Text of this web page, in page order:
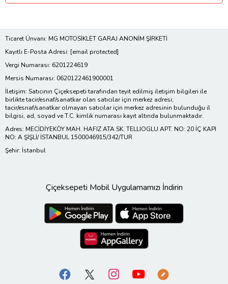
Ticaret Ünvanı: MG MOTOSİKLET GARAJ ANONİM ŞİRKETİ
Kayıtlı E-Posta Adresi: [email protected]
Vergi Numarası: 6201224619
Mersis Numarası: 0620122461900001
İletişim: Satıcının Çiçeksepeti tarafından teyit edilmiş iletişim bilgileri ile
birlikte tacir/esnaf/sanatkar olan satıcılar için merkez adresi;
tacir/esnaf/sanatkar olmayan satıcılar için merkez adresinin bulunduğu il
bilgisi, ad, soyad ve T.C. kimlik numarası kayıt altında bulunmaktadır.
Adres: MECİDİYEKÖY MAH. HAFIZ ATA SK. TELLIOGLU APT. NO: 20 İÇ KAPI
NO: A ŞİŞLİ/ İSTANBUL 1500046915/342/TUR
Şehir: İstanbul
Çiçeksepeti Mobil Uygulamamızı İndirin